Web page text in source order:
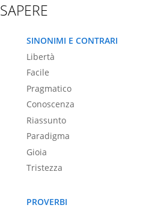
SAPERE
SINONIMI E CONTRARI
Libertà
Facile
Pragmatico
Conoscenza
Riassunto
Paradigma
Gioia
Tristezza
PROVERBI